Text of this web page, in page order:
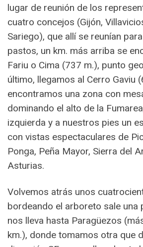
lugar de reunión de los
cuatro concejos (Gijón,
Sariego), que allí se reunían
pastos, un km. más arriba se
Fariu o Cima (737 m.), punto
último, llegamos al Cerro Gaviu
encontramos una zona con
dominando el alto de la
izquierda y a nuestros pies un
con vistas espectaculares de
Ponga, Peña Mayor, Sierra del
Asturias.
Volvemos atrás unos
bordeando el arboreto sale una
nos lleva hasta Paragüezos
km.), donde tomamos otra que